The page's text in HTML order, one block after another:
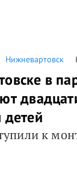
Нижневартовск
в
детей
к